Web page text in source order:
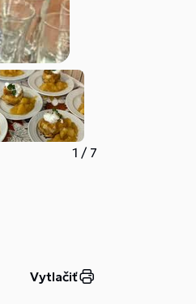
1 / 7
Vytlačiť